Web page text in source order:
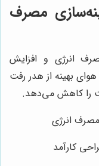
مصرف
انرژی و افزایش
بهینه از هدر رفت
را کاهش می‌دهد.
انرژی
کارآمد